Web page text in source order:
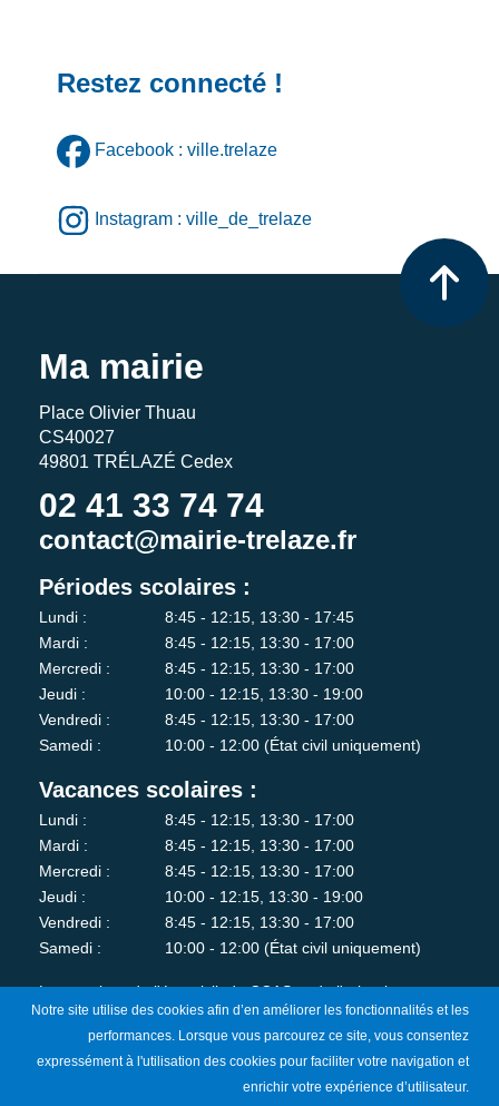
Restez connecté !
Facebook : ville.trelaze
Instagram : ville_de_trelaze
Ma mairie
Place Olivier Thuau
CS40027
49801 TRÉLAZÉ Cedex
02 41 33 74 74
contact@mairie-trelaze.fr
Périodes scolaires :
Lundi :
8:45 - 12:15, 13:30 - 17:45
Mardi :
8:45 - 12:15, 13:30 - 17:00
Mercredi :
8:45 - 12:15, 13:30 - 17:00
Jeudi :
10:00 - 12:15, 13:30 - 19:00
Vendredi :
8:45 - 12:15, 13:30 - 17:00
Samedi :
10:00 - 12:00 (État civil uniquement)
Vacances scolaires :
Lundi :
8:45 - 12:15, 13:30 - 17:00
Mardi :
8:45 - 12:15, 13:30 - 17:00
Mercredi :
8:45 - 12:15, 13:30 - 17:00
Jeudi :
10:00 - 12:15, 13:30 - 19:00
Vendredi :
8:45 - 12:15, 13:30 - 17:00
Samedi :
10:00 - 12:00 (État civil uniquement)
Les services de l'état-civil, du CCAS et de l'urbanisme sont
fermés au public le lundi matin.
Je m'abonne à la newsletter
Notre site utilise des cookies afin d’en améliorer les fonctionnalités et les
performances. Lorsque vous parcourez ce site, vous consentez
expressément à l'utilisation des cookies pour faciliter votre navigation et
enrichir votre expérience d’utilisateur.